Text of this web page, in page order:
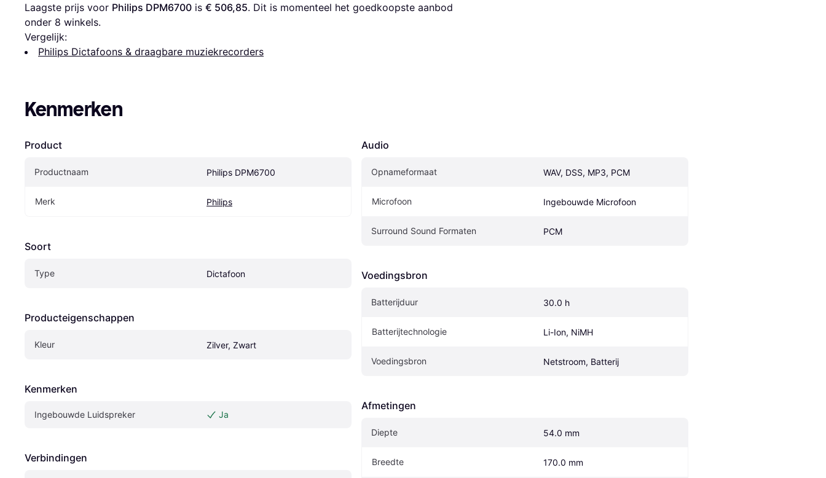
Laagste prijs voor Philips DPM6700 is € 506,85. Dit is momenteel het goedkoopste aanbod
onder 8 winkels.
Vergelijk:
Philips Dictafoons & draagbare muziekrecorders
Kenmerken
Product
Productnaam Philips DPM6700
Merk Philips
Soort
Type Dictafoon
Producteigenschappen
Kleur Zilver, Zwart
Kenmerken
Ingebouwde Luidspreker Ja
Verbindingen
Audio
Opnameformaat WAV, DSS, MP3, PCM
Microfoon Ingebouwde Microfoon
Surround Sound Formaten PCM
Voedingsbron
Batterijduur 30.0 h
Batterijtechnologie Li-Ion, NiMH
Voedingsbron Netstroom, Batterij
Afmetingen
Diepte 54.0 mm
Breedte 170.0 mm